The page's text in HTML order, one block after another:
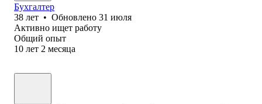
Бухгалтер
38 лет • Обновлено 31 июля
Активно ищет работу
Общий опыт
10 лет 2 месяца